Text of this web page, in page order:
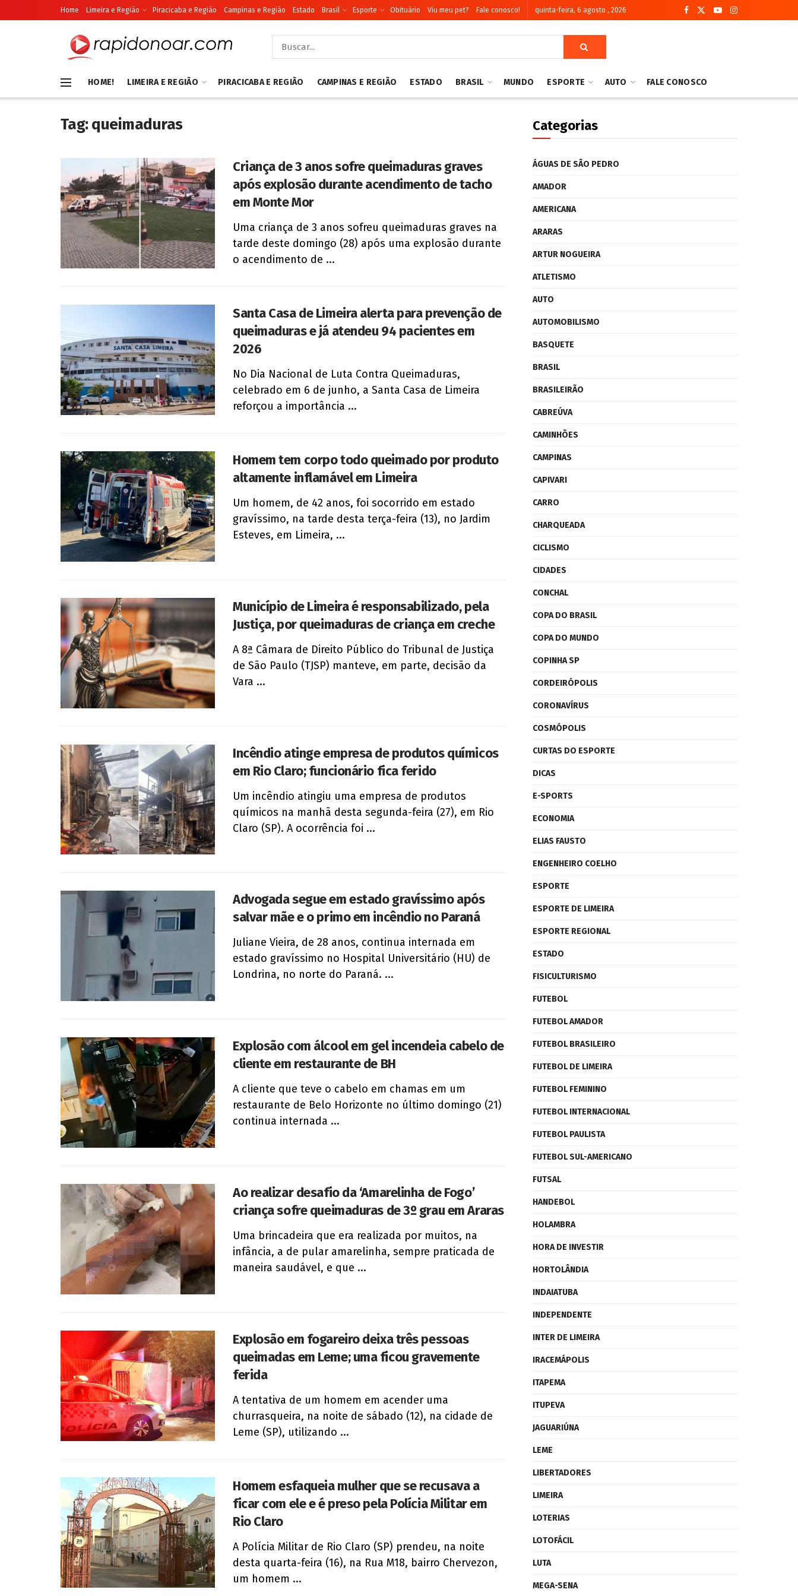
Home Limeira e Região Piracicaba e Região Campinas e Região Estado Brasil Esporte Obituário Viu meu pet? Fale conosco! quinta-feira, 6 agosto , 2026
HOME! LIMEIRA E REGIÃO PIRACICABA E REGIÃO CAMPINAS E REGIÃO ESTADO BRASIL MUNDO ESPORTE AUTO FALE CONOSCO
Tag:queimaduras
Criança de 3 anos sofre queimaduras graves
após explosão durante acendimento de tacho
em Monte Mor
Uma criança de 3 anos sofreu queimaduras graves na
tarde deste domingo (28) após uma explosão durante
o acendimento de ...
Santa Casa de Limeira alerta para prevenção de
queimaduras e já atendeu 94 pacientes em
2026
No Dia Nacional de Luta Contra Queimaduras,
celebrado em 6 de junho, a Santa Casa de Limeira
reforçou a importância ...
Homem tem corpo todo queimado por produto
altamente inflamável em Limeira
Um homem, de 42 anos, foi socorrido em estado
gravíssimo, na tarde desta terça-feira (13), no Jardim
Esteves, em Limeira, ...
Município de Limeira é responsabilizado, pela
Justiça, por queimaduras de criança em creche
A 8ª Câmara de Direito Público do Tribunal de Justiça
de São Paulo (TJSP) manteve, em parte, decisão da
Vara ...
Incêndio atinge empresa de produtos químicos
em Rio Claro; funcionário fica ferido
Um incêndio atingiu uma empresa de produtos
químicos na manhã desta segunda-feira (27), em Rio
Claro (SP). A ocorrência foi ...
Advogada segue em estado gravíssimo após
salvar mãe e o primo em incêndio no Paraná
Juliane Vieira, de 28 anos, continua internada em
estado gravíssimo no Hospital Universitário (HU) de
Londrina, no norte do Paraná. ...
Explosão com álcool em gel incendeia cabelo de
cliente em restaurante de BH
A cliente que teve o cabelo em chamas em um
restaurante de Belo Horizonte no último domingo (21)
continua internada ...
Ao realizar desafio da ‘Amarelinha de Fogo’
criança sofre queimaduras de 3º grau em Araras
Uma brincadeira que era realizada por muitos, na
infância, a de pular amarelinha, sempre praticada de
maneira saudável, e que ...
Explosão em fogareiro deixa três pessoas
queimadas em Leme; uma ficou gravemente
ferida
A tentativa de um homem em acender uma
churrasqueira, na noite de sábado (12), na cidade de
Leme (SP), utilizando ...
Homem esfaqueia mulher que se recusava a
ficar com ele e é preso pela Polícia Militar em
Rio Claro
A Polícia Militar de Rio Claro (SP) prendeu, na noite
desta quarta-feira (16), na Rua M18, bairro Chervezon,
um homem ...
Categorias
ÁGUAS DE SÃO PEDRO
AMADOR
AMERICANA
ARARAS
ARTUR NOGUEIRA
ATLETISMO
AUTO
AUTOMOBILISMO
BASQUETE
BRASIL
BRASILEIRÃO
CABREÚVA
CAMINHÕES
CAMPINAS
CAPIVARI
CARRO
CHARQUEADA
CICLISMO
CIDADES
CONCHAL
COPA DO BRASIL
COPA DO MUNDO
COPINHA SP
CORDEIRÓPOLIS
CORONAVÍRUS
COSMÓPOLIS
CURTAS DO ESPORTE
DICAS
E-SPORTS
ECONOMIA
ELIAS FAUSTO
ENGENHEIRO COELHO
ESPORTE
ESPORTE DE LIMEIRA
ESPORTE REGIONAL
ESTADO
FISICULTURISMO
FUTEBOL
FUTEBOL AMADOR
FUTEBOL BRASILEIRO
FUTEBOL DE LIMEIRA
FUTEBOL FEMININO
FUTEBOL INTERNACIONAL
FUTEBOL PAULISTA
FUTEBOL SUL-AMERICANO
FUTSAL
HANDEBOL
HOLAMBRA
HORA DE INVESTIR
HORTOLÂNDIA
INDAIATUBA
INDEPENDENTE
INTER DE LIMEIRA
IRACEMÁPOLIS
ITAPEMA
ITUPEVA
JAGUARIÚNA
LEME
LIBERTADORES
LIMEIRA
LOTERIAS
LOTOFÁCIL
LUTA
MEGA-SENA